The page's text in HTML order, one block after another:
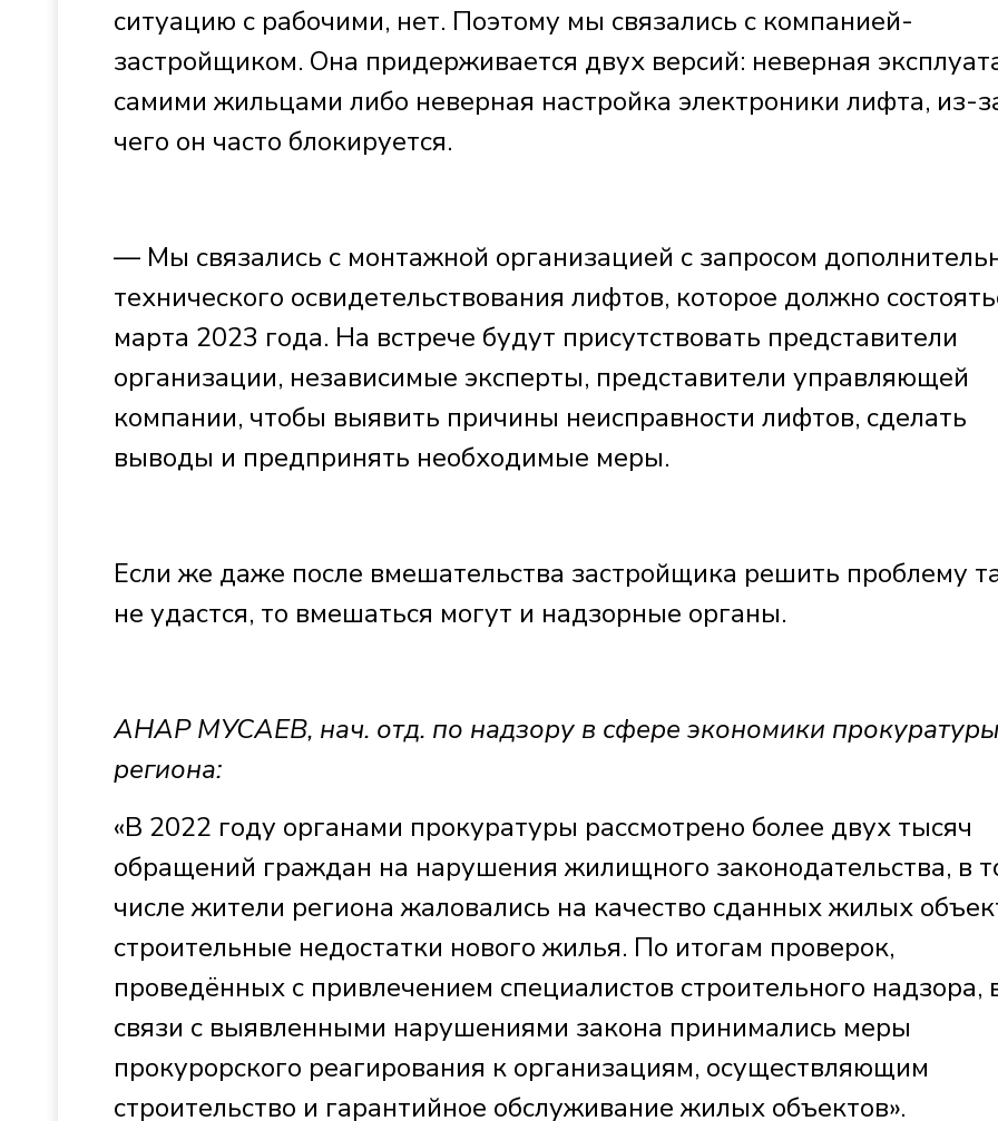
ситуацию с рабочими, нет. Поэтому мы связались с компанией-
застройщиком. Она придерживается двух версий: неверная
самими жильцами либо неверная настройка электроники лифта, из-
чего он часто блокируется.
— Мы связались с монтажной организацией с запросом
технического освидетельствования лифтов, которое должно
марта 2023 года. На встрече будут присутствовать представители
организации, независимые эксперты, представители управляющей
компании, чтобы выявить причины неисправности лифтов, сделать
выводы и предпринять необходимые меры.
Если же даже после вмешательства застройщика решить проблему
не удастся, то вмешаться могут и надзорные органы.
АНАР МУСАЕВ, нач. отд. по надзору в сфере экономики прокуратуры
региона:
«В 2022 году органами прокуратуры рассмотрено более двух тысяч
обращений граждан на нарушения жилищного законодательства, в
числе жители региона жаловались на качество сданных жилых
строительные недостатки нового жилья. По итогам проверок,
проведённых с привлечением специалистов строительного надзора,
связи с выявленными нарушениями закона принимались меры
прокурорского реагирования к организациям, осуществляющим
строительство и гарантийное обслуживание жилых объектов».